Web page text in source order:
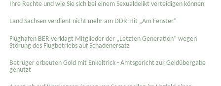
Ihre Rechte und wie Sie sich bei einem Sexual­delikt verteidigen können
Land Sachsen verdient nicht mehr am DDR-Hit „Am Fenster“
Flughafen BER verklagt Mitglieder der „Letzten Generation“ wegen
Störung des Flugbetriebs auf Schadenersatz
Betrüger erbeuten Gold mit Enkeltrick - Amtsgericht zur Geldübergabe
genutzt